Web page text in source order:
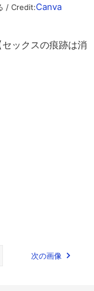
/ Credit:Canva
ックスの痕跡は消
次の画像